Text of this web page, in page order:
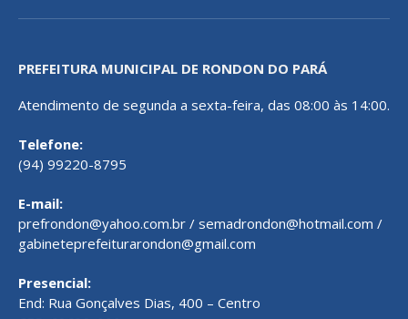
PREFEITURA MUNICIPAL DE RONDON DO PARÁ
Atendimento de segunda a sexta-feira, das 08:00 às 14:00.
Telefone:
(94) 99220-8795
E-mail:
prefrondon@yahoo.com.br / semadrondon@hotmail.com /
gabineteprefeiturarondon@gmail.com
Presencial:
End: Rua Gonçalves Dias, 400 – Centro